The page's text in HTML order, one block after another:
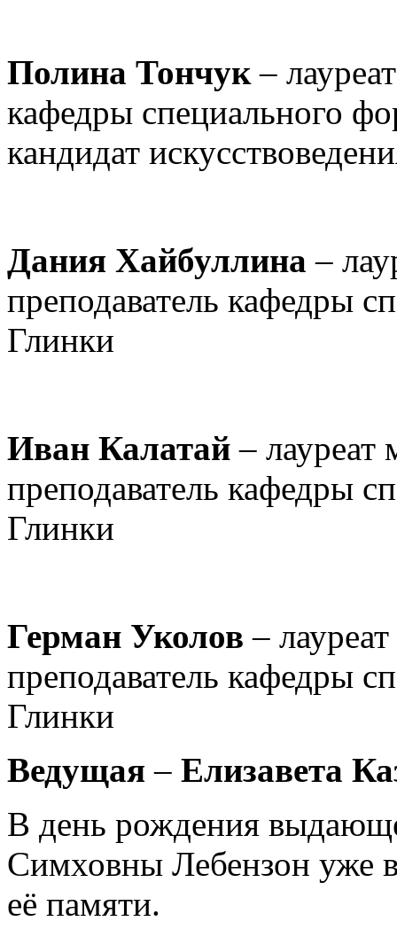
Полина Тончук–
кафедры специального
кандидат
Дания Хайбуллина –
преподаватель кафедры
Глинки
Иван Калатай –
преподаватель кафедры
Глинки
Герман Уколов –
преподаватель кафедры
Глинки
Ведущая – Елизавета
В день рождения
Симховны Лебензон уже
её памяти.